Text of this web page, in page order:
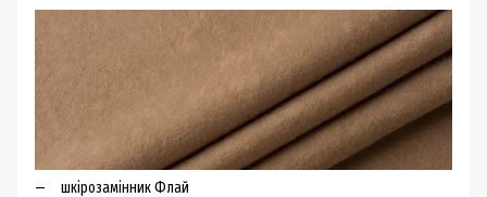
шкірозамінник Флай